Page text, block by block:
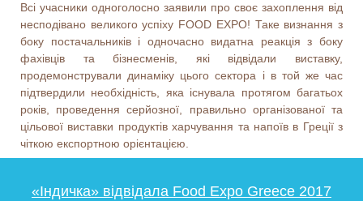
Всі учасники одноголосно заявили про своє захоплення від
несподівано великого успіху FOOD EXPO! Таке визнання з
боку постачальників і одночасно видатна реакція з боку
фахівців та бізнесменів, які відвідали виставку,
продемонстрували динаміку цього сектора і в той же час
підтвердили необхідність, яка існувала протягом багатьох
років, проведення серйозної, правильно організованої та
цільової виставки продуктів харчування та напоїв в Греції з
чіткою експортною орієнтацією.
«Індичка» відвідала Food Expo Greece 2017